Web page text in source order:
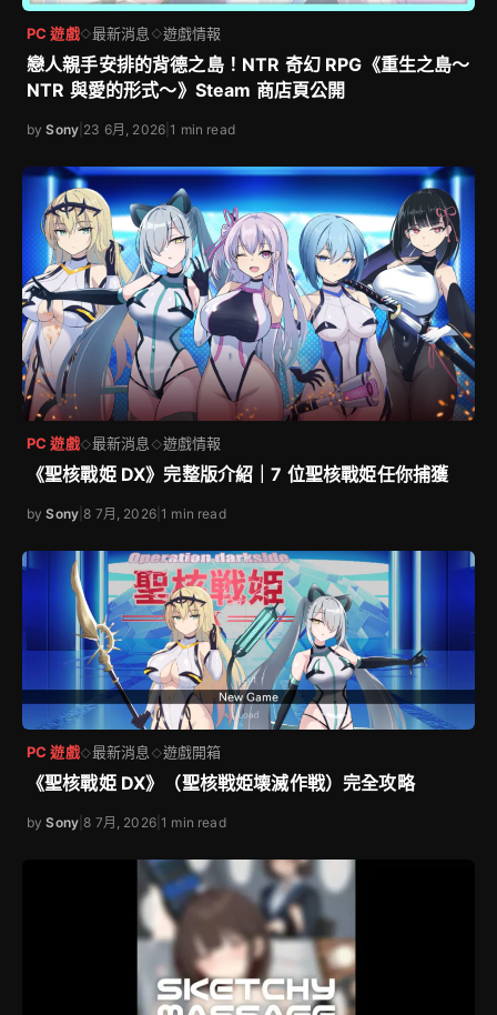
PC 遊戲◇最新消息 ◇遊戲情報
戀人親手安排的背德之島！NTR 奇幻 RPG《重生之島～
NTR 與愛的形式～》Steam 商店頁公開
bySony 23 6月, 2026 |1 min read
PC 遊戲◇最新消息 ◇遊戲情報
《聖核戰姫 DX》完整版介紹｜7 位聖核戰姫任你捕獲
bySony 8 7月, 2026|1 min read
PC 遊戲◇最新消息 ◇遊戲開箱
《聖核戰姫 DX》（聖核戦姫壊滅作戦）完全攻略
bySony 8 7月, 2026|1 min read